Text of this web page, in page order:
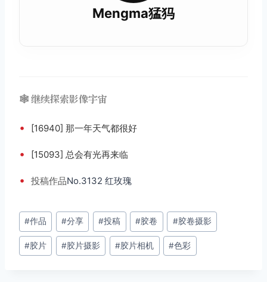
Mengma猛犸
🕸️ 继续探索影像宇宙
• [16940] 那一年天气都很好
• [15093] 总会有光再来临
• 投稿作品No.3132 红玫瑰
文
章
标
#作品 #分享 #投稿 #胶卷 #胶卷摄影
#胶片 #胶片摄影 #胶片相机 #色彩